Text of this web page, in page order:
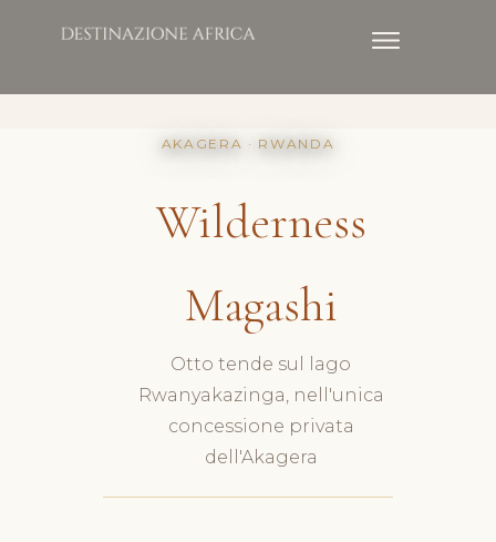
AKAGERA · RWANDA
Wilderness
Magashi
Otto tende sul lago
Rwanyakazinga, nell'unica
concessione privata
dell'Akagera